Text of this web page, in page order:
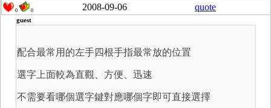
0 0 2008-09-06 quote
guest
配合最常用的左手四根手指最常放的位置
選字上面較為直觀、方便、迅速
不需要看哪個選字鍵對應哪個字即可直接選擇